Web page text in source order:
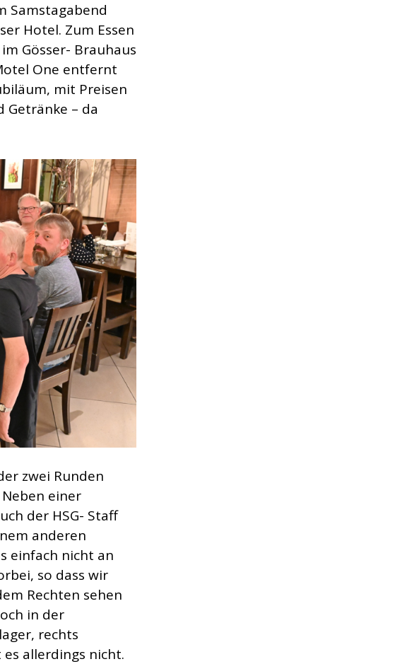
Samstagabend
Hotel. Zum Essen
Gösser- Brauhaus
One entfernt
mit Preisen
Getränke – da
zwei Runden
einer
der HSG- Staff
anderen
einfach nicht an
so dass wir
Rechten sehen
in der
rechts
allerdings nicht.